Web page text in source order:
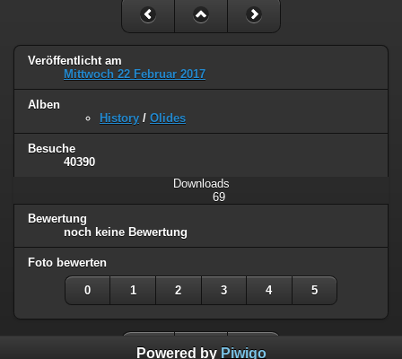
Veröffentlicht am
Mittwoch 22 Februar 2017
Alben
History / Olides
Besuche
40390
Downloads
69
Bewertung
noch keine Bewertung
Foto bewerten
0 1 2 3 4 5
Powered by Piwigo